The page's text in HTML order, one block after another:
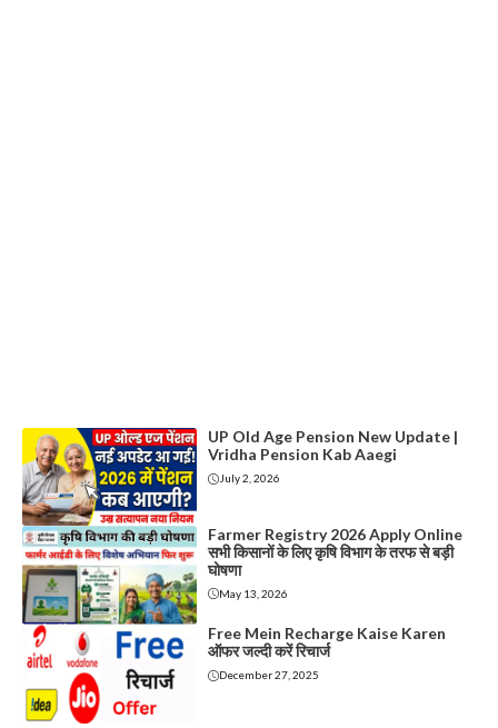
UP Old Age Pension New Update |
Vridha Pension Kab Aaegi
July 2, 2026
Farmer Registry 2026 Apply Online
सभी किसानों के लिए कृषि विभाग के तरफ से बड़ी
घोषणा
May 13, 2026
Free Mein Recharge Kaise Karen
ऑफर जल्दी करें रिचार्ज
December 27, 2025